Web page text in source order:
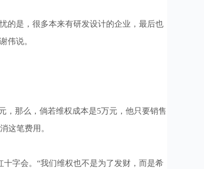
的是，很多本来有研发设计的企业，最后也
伟说。
，那么，倘若维权成本是5万元，他只要销售
这笔费用。
字会。“我们维权也不是为了发财，而是希